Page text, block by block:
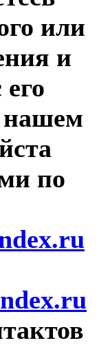
или
и
нашем
по